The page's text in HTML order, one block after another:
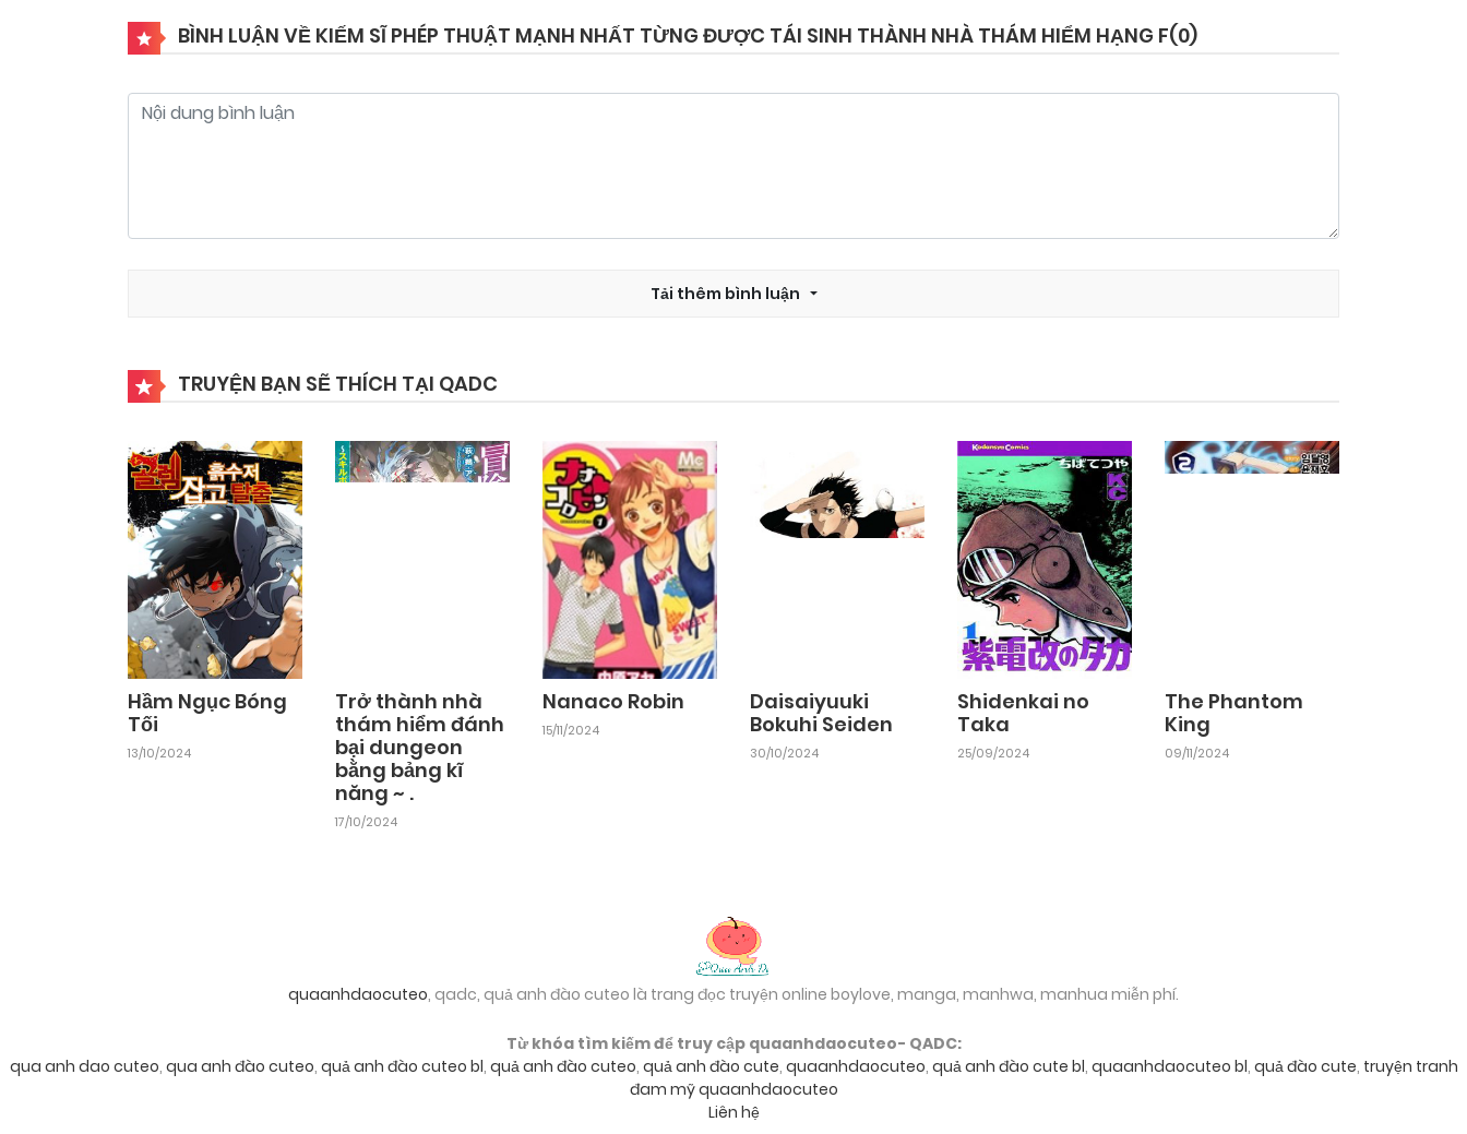
BÌNH LUẬN VỀ KIẾM SĨ PHÉP THUẬT MẠNH NHẤT TỪNG ĐƯỢC TÁI SINH THÀNH NHÀ THÁM HIỂM HẠNG F(0)
Tải thêm bình luận
TRUYỆN BẠN SẼ THÍCH TẠI QADC
Hầm Ngục Bóng
Tối
13/10/2024
Trở thành nhà
thám hiểm đánh
bại dungeon
bằng bảng kĩ
năng ~ .
17/10/2024
Nanaco Robin
15/11/2024
Daisaiyuuki
Bokuhi Seiden
30/10/2024
Shidenkai no
Taka
25/09/2024
The Phantom
King
09/11/2024
quaanhdaocuteo, qadc, quả anh đào cuteo là trang đọc truyện online boylove, manga, manhwa, manhua miễn phí.
Từ khóa tìm kiếm để truy cập quaanhdaocuteo- QADC:
qua anh dao cuteo, qua anh đào cuteo, quả anh đào cuteo bl, quả anh đào cuteo, quả anh đào cute, quaanhdaocuteo, quả anh đào cute bl, quaanhdaocuteo bl, quả đào cute, truyện tranh
đam mỹ quaanhdaocuteo
Liên hệ